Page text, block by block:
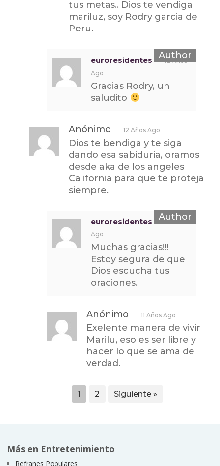
tus metas.. Dios te vendiga
mariluz, soy Rodry garcia de
Peru.
euroresidentes
12 Años
Ago
Gracias Rodry, un
saludito
Anónimo 12 Años Ago
Dios te bendiga y te siga
dando esa sabiduria, oramos
desde aka de los angeles
California para que te proteja
siempre.
euroresidentes
12 Años
Ago
Muchas gracias!!!
Estoy segura de que
Dios escucha tus
oraciones.
Anónimo 11 Años Ago
Exelente manera de vivir
Marilu, eso es ser libre y
hacer lo que se ama de
verdad.
1 2 Siguiente »
Más en Entretenimiento
Refranes Populares